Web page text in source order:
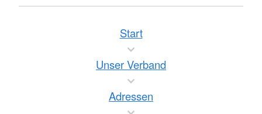
Start
Unser Verband
Adressen